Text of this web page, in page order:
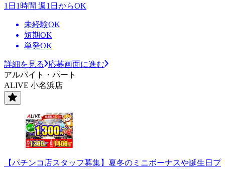
1日1時間 週1日からOK
未経験OK
短期OK
単発OK
詳細を見る
応募画面に進む
アルバイト・パート
ALIVE 小名浜店
【パチンコ店スタッフ募集】夏冬のミニボーナスや誕生日プ